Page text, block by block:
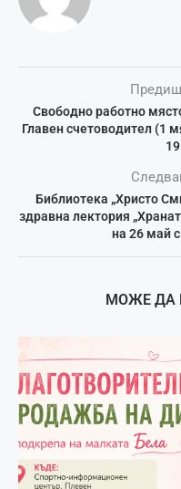
Свободно работно
Главен счетоводител (1
Библиотека „Христо
здравна лектория
на 26 май
МОЖЕ ДА